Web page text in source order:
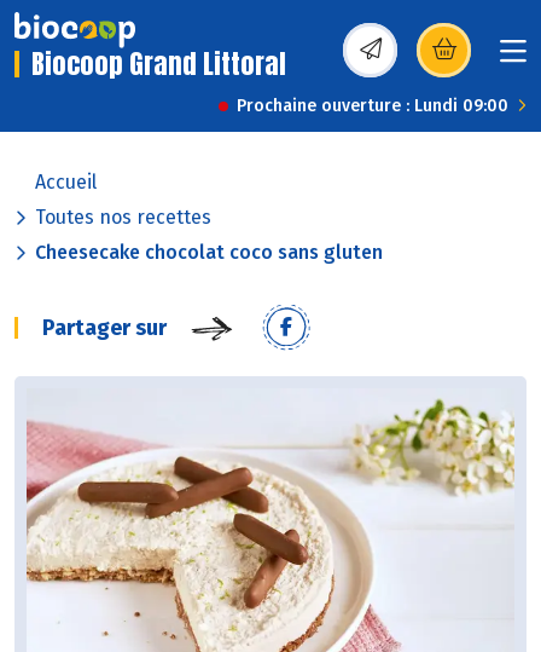
Biocoop Grand Littoral (s’ouvre dans une
Prochaine ouverture : Lundi 09:00
Accueil
Toutes nos recettes
Cheesecake chocolat coco sans gluten
Partager sur